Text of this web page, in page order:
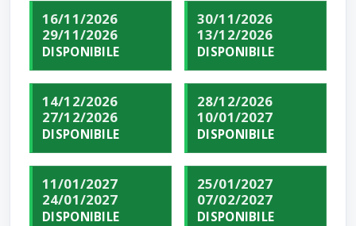
16/11/2026
29/11/2026
DISPONIBILE
30/11/2026
13/12/2026
DISPONIBILE
14/12/2026
27/12/2026
DISPONIBILE
28/12/2026
10/01/2027
DISPONIBILE
11/01/2027
24/01/2027
DISPONIBILE
25/01/2027
07/02/2027
DISPONIBILE